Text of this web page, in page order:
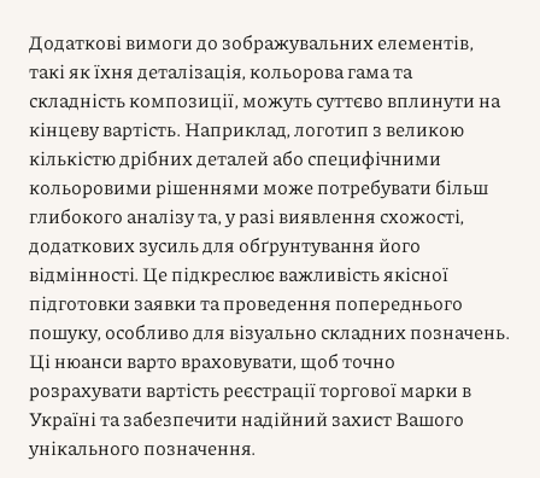
Додаткові вимоги до зображувальних елементів,
такі як їхня деталізація, кольорова гама та
складність композиції, можуть суттєво вплинути на
кінцеву вартість. Наприклад, логотип з великою
кількістю дрібних деталей або специфічними
кольоровими рішеннями може потребувати більш
глибокого аналізу та, у разі виявлення схожості,
додаткових зусиль для обґрунтування його
відмінності. Це підкреслює важливість якісної
підготовки заявки та проведення попереднього
пошуку, особливо для візуально складних позначень.
Ці нюанси варто враховувати, щоб точно
розрахувати вартість реєстрації торгової марки в
Україні та забезпечити надійний захист Вашого
унікального позначення.